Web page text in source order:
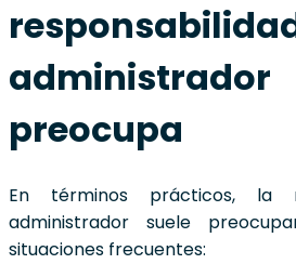
preocupa
En términos prácticos, la
administrador suele
situaciones frecuentes: